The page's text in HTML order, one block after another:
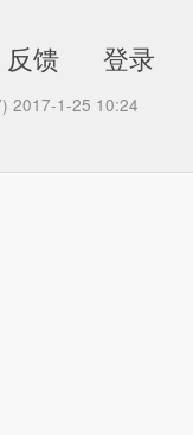
反馈 登录
2017-1-25 10:24